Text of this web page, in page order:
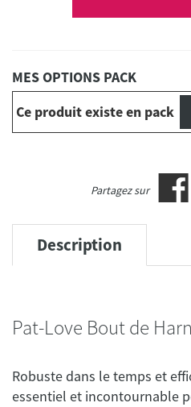
MES OPTIONS PACK
Ce produit existe en pack
Partagez sur
Description
Pat-Love Bout de
Robuste dans le temps et
essentiel et incontournable